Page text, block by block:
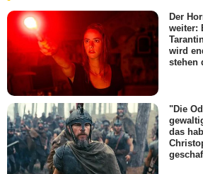
Der
weiter:
wird
stehen
"Die
das